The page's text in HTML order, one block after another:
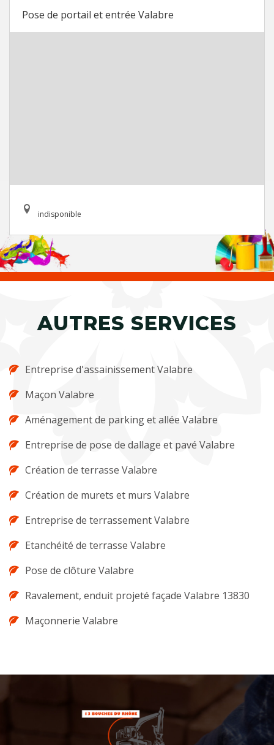
Pose de portail et entrée Valabre
indisponible
AUTRES SERVICES
Entreprise d'assainissement Valabre
Maçon Valabre
Aménagement de parking et allée Valabre
Entreprise de pose de dallage et pavé Valabre
Création de terrasse Valabre
Création de murets et murs Valabre
Entreprise de terrassement Valabre
Etanchéité de terrasse Valabre
Pose de clôture Valabre
Ravalement, enduit projeté façade Valabre 13830
Maçonnerie Valabre